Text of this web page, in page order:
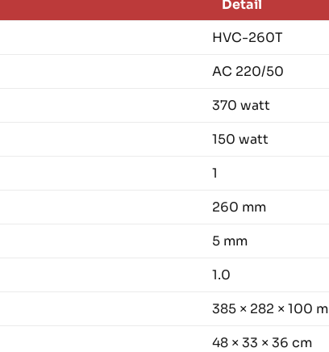
Detail
HVC-260T
AC 220/50
370 watt
150 watt
1
260 mm
5 mm
1.0
385 × 282 × 100
48 × 33 × 36 cm